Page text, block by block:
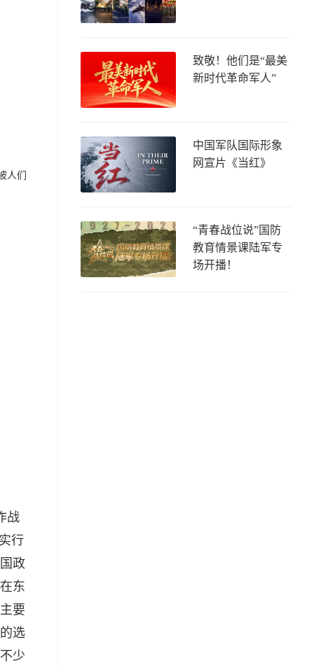
人们
战
行
政
东
要
选
少
致敬！他们是“最美
新时代革命军人”
中国军队国际形象
网宣片《当红》
“青春战位说”国防
教育情景课陆军专
场开播！